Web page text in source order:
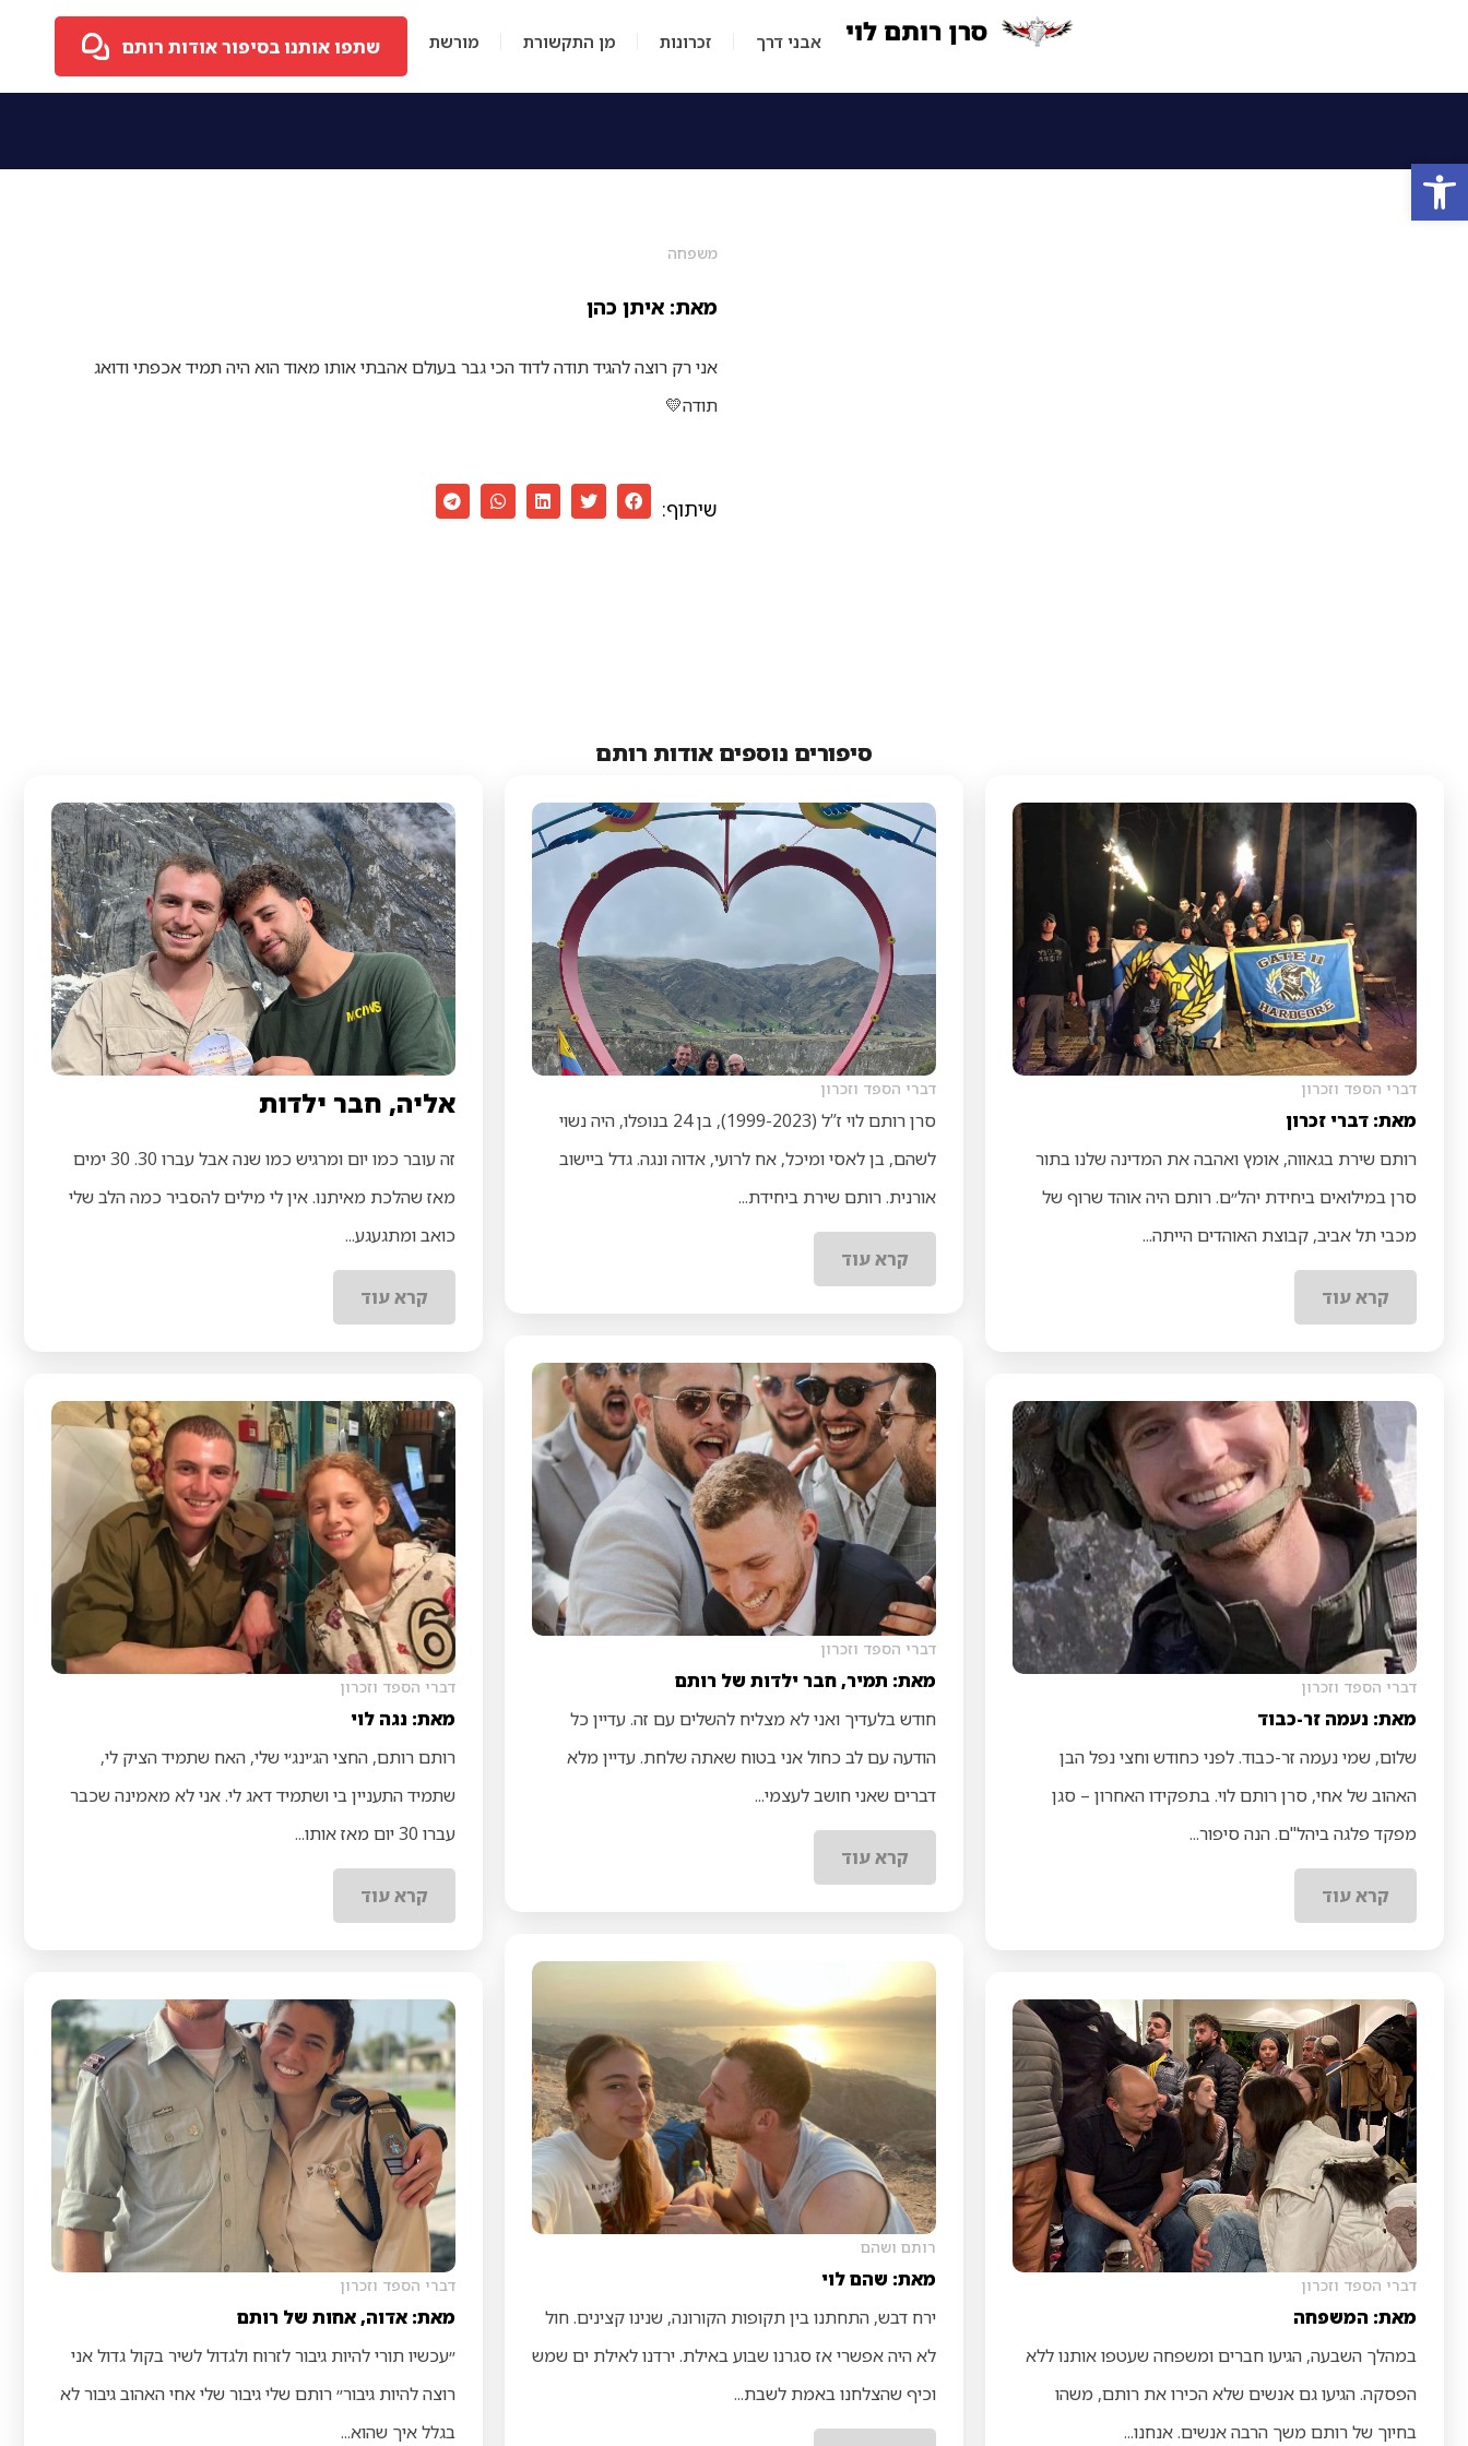
פתח סרגל נגישות
שתפו אותנו בסיפור אודות רותם אבני דרך זכרונות מן התקשורת מורשת
משפחה
מאת: איתן כהן
אני רק רוצה להגיד תודה לדוד הכי גבר בעולם אהבתי אותו מאוד הוא היה תמיד אכפתי ודואג
תודה💛
שיתוף:
סיפורים נוספים אודות רותם
דברי הספד וזכרון
מאת: דברי זכרון
רותם שירת בגאווה, אומץ ואהבה את המדינה שלנו בתור
סרן במילואים ביחידת יהל״ם. רותם היה אוהד שרוף של
מכבי תל אביב, קבוצת האוהדים הייתה...
קרא עוד
דברי הספד וזכרון
סרן רותם לוי ז”ל (1999-2023), בן 24 בנופלו, היה נשוי
לשהם, בן לאסי ומיכל, אח לרועי, אדוה ונגה. גדל ביישוב
אורנית. רותם שירת ביחידת...
קרא עוד
אליה, חבר ילדות
זה עובר כמו יום ומרגיש כמו שנה אבל עברו 30. 30 ימים
מאז שהלכת מאיתנו. אין לי מילים להסביר כמה הלב שלי
כואב ומתגעגע...
קרא עוד
דברי הספד וזכרון
מאת: תמיר, חבר ילדות של רותם
חודש בלעדיך ואני לא מצליח להשלים עם זה. עדיין כל
הודעה עם לב כחול אני בטוח שאתה שלחת. עדיין מלא
דברים שאני חושב לעצמי...
קרא עוד
דברי הספד וזכרון
מאת: נעמה זר-כבוד
שלום, שמי נעמה זר-כבוד. לפני כחודש וחצי נפל הבן
האהוב של אחי, סרן רותם לוי. בתפקידו האחרון – סגן
מפקד פלגה ביהל"ם. הנה סיפור...
קרא עוד
דברי הספד וזכרון
מאת: נגה לוי
רותם רותם, החצי הג׳ינג׳י שלי, האח שתמיד הציק לי,
שתמיד התעניין בי ושתמיד דאג לי. אני לא מאמינה שכבר
עברו 30 יום מאז אותו...
קרא עוד
רותם ושהם
מאת: שהם לוי
ירח דבש, התחתנו בין תקופות הקורונה, שנינו קצינים. חול
לא היה אפשרי אז סגרנו שבוע באילת. ירדנו לאילת ים שמש
וכיף שהצלחנו באמת לשבת...
דברי הספד וזכרון
מאת: המשפחה
במהלך השבעה, הגיעו חברים ומשפחה שעטפו אותנו ללא
הפסקה. הגיעו גם אנשים שלא הכירו את רותם, משהו
בחיוך של רותם משך הרבה אנשים. אנחנו...
דברי הספד וזכרון
מאת: אדוה, אחות של רותם
״עכשיו תורי להיות גיבור לזרוח ולגדול לשיר בקול גדול אני
רוצה להיות גיבור״ רותם שלי גיבור שלי אחי האהוב גיבור לא
בגלל איך שהוא...